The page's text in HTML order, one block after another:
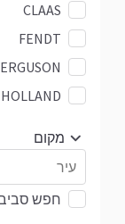
Puma
CLAAS
FENDT
מקום
חפש